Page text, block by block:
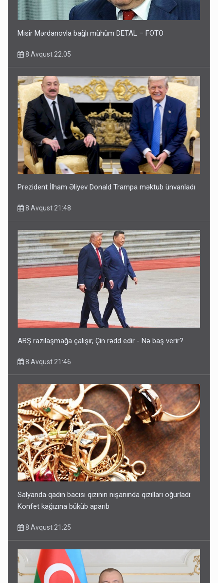
Misir Mərdanovla bağlı mühüm DETAL – FOTO
8 Avqust 22:05
Prezident İlham Əliyev Donald Trampa məktub ünvanladı
8 Avqust 21:48
ABŞ razılaşmağa çalışır, Çin rədd edir - Nə baş verir?
8 Avqust 21:46
Salyanda qadın bacısı qızının nişanında qızılları oğurladı:
Konfet kağızına büküb aparıb
8 Avqust 21:25